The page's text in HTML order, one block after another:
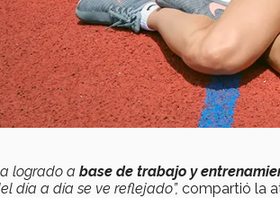
logrado a base de trabajo y
día a día se ve reflejado”, compartió la